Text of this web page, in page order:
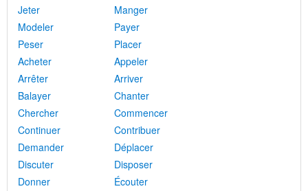
Jeter
Manger
Modeler
Payer
Peser
Placer
Acheter
Appeler
Arrêter
Arriver
Balayer
Chanter
Chercher
Commencer
Continuer
Contribuer
Demander
Déplacer
Discuter
Disposer
Donner
Écouter